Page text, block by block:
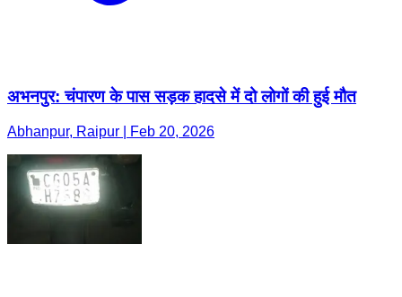
अभनपुर: चंपारण के पास सड़क हादसे में दो लोगों की हुई मौत
Abhanpur, Raipur | Feb 20, 2026